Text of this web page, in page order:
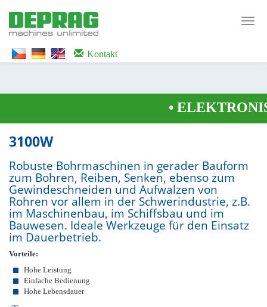
WTG9QS7C" height="0" width="0" style="display:none;visibility:hidden">
</iframe></noscript>
Kontakt
•
3100W
Robuste Bohrmaschinen in gerader Bauform
zum Bohren, Reiben, Senken, ebenso zum
Gewindeschneiden und Aufwalzen von
Rohren vor allem in der Schwerindustrie, z.B.
im Maschinenbau, im Schiffsbau und im
Bauwesen. Ideale Werkzeuge für den Einsatz
im Dauerbetrieb.
Vorteile:
Hohe Leistung
Einfache Bedienung
Hohe Lebensdauer